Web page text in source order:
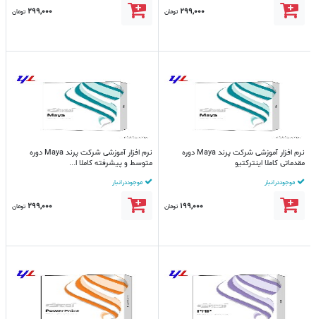
299,000 تومان 299,000 تومان
نرم افزار آموزشی شرکت پرند Maya دوره
مقدماتی کاملا اینترکتیو
موجود در انبار
199,000 تومان
نرم افزار آموزشی شرکت پرند Maya دوره
متوسط و پیشرفته کاملا ا...
موجود در انبار
299,000 تومان